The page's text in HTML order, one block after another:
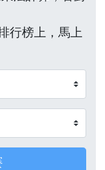
行榜上，馬上